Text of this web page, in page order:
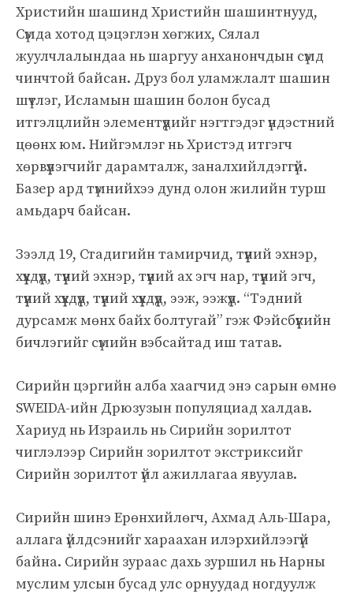
Христийн шашинд Христийн шашинтнууд,
Сүмда хотод цэцэглэн хөгжих, Сялал
жуулчлалындаа нь шаргуу анханончдын сүмд
чинчтой байсан. Друз бол уламжлалт шашин
шүтлэг, Исламын шашин болон бусад
итгэлцлийн элементүүдийг нэгтгэдэг үндэстний
цөөнх юм. Нийгэмлэг нь Христэд итгэгч
хөрвүүлэгчийг дарамталж, заналхийлдэггүй.
Базер ард түмнийхээ дунд олон жилийн турш
амьдарч байсан.
Зээлд 19, Стадигийн тамирчид, түүний эхнэр,
хүүхдүүд, түүний эхнэр, түүний ах эгч нар, түүний эгч,
түүний хүүхдүүд, түүний хүүхдүүд, ээж, ээжүүд. “Тэдний
дурсамж мөнх байх болтугай” гэж Фэйсбүүкийн
бичлэгийг сүмийн вэбсайтад иш татав.
Сирийн цэргийн алба хаагчид энэ сарын өмнө
SWEIDA-ийн Дрюзузын популяциад халдав.
Хариуд нь Израиль нь Сирийн зорилтот
чиглэлээр Сирийн зорилтот экстриксийг
Сирийн зорилтот үйл ажиллагаа явуулав.
Сирийн шинэ Ерөнхийлөгч, Ахмад Аль-Шара,
аллага үйлдсэнийг хараахан илэрхийлээгүй
байна. Сирийн зураас дахь зуршил нь Нарны
муслим улсын бусад улс орнуудад ногдуулж